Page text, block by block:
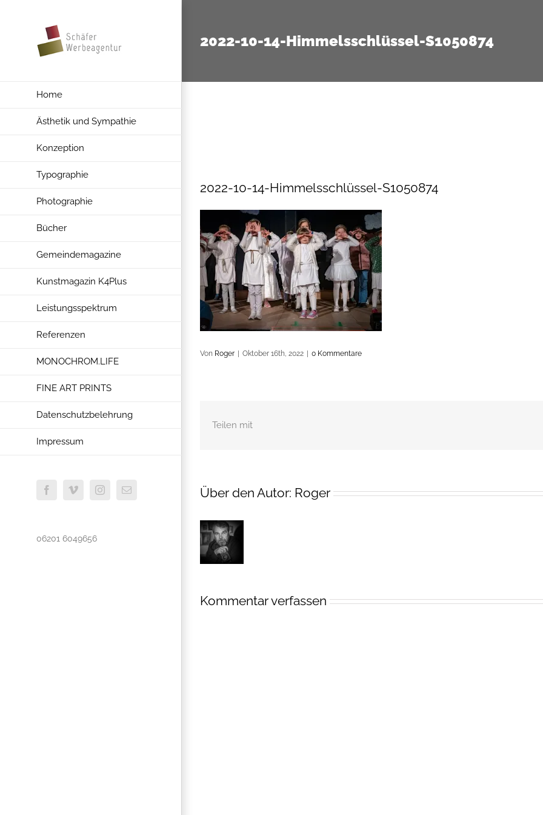
Home
Ästhetik und Sympathie
Konzeption
Typographie
Photographie
Bücher
Gemeindemagazine
Kunstmagazin K4Plus
Leistungsspektrum
Referenzen
MONOCHROM.LIFE
FINE ART PRINTS
Datenschutzbelehrung
Impressum
FacebookVimeoInstagram
E-
06201 6049656
2022-10-14-Himmelsschlüssel-S1050874
2022-10-14-Himmelsschlüssel-S1050874
Von Roger Oktober 16th, 2022 0 Kommentare
Teilen mit
Über den Autor: Roger
Kommentar verfassen